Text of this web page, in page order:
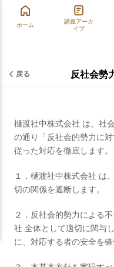
ホーム
講義アーカ
イブ
戻る 反社会勢
樋渡社中株式会社 は、社
の通り「反社会的勢力に
従った対応を徹底します。
１．樋渡社中株式会社 は
切の関係を遮断します。
２．反社会的勢力による
社 全体として適切に関与
に、対応する者の安全を確